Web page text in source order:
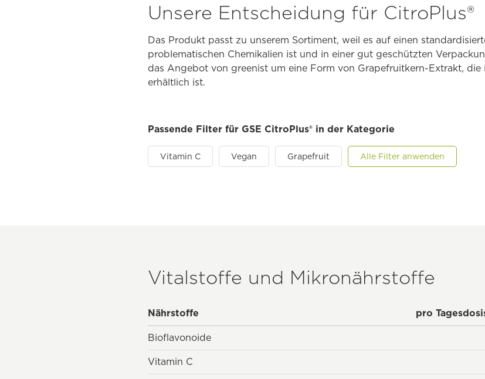
Unsere Entscheidung für CitroPlus®
Das Produkt passt zu unserem Sortiment, weil es auf einen
problematischen Chemikalien ist und in einer gut geschützten
das Angebot von greenist um eine Form von Grapefruitkern-Extrakt, die
erhältlich ist.
Passende Filter für GSE CitroPlus® in der Kategorie
Vitamin C Vegan Grapefruit Alle Filter anwenden
Vitalstoffe und Mikronährstoffe
Nährstoffe pro
Bioflavonoide
Vitamin C